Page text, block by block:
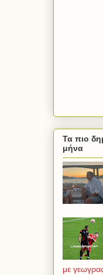
Τα πιο
μήνα
με